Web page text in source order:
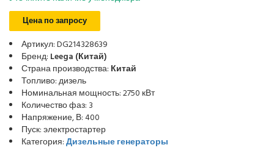
Цена по запросу
Артикул: DG214328639
Бренд: Leega (Китай)
Страна производства: Китай
Топливо: дизель
Номинальная мощность: 2750 кВт
Количество фаз: 3
Напряжение, В: 400
Пуск: электростартер
Категория:Дизельные генераторы